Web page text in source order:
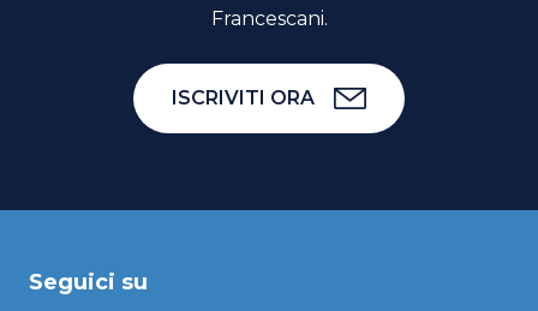
Francescani.
ISCRIVITI ORA
Seguici su